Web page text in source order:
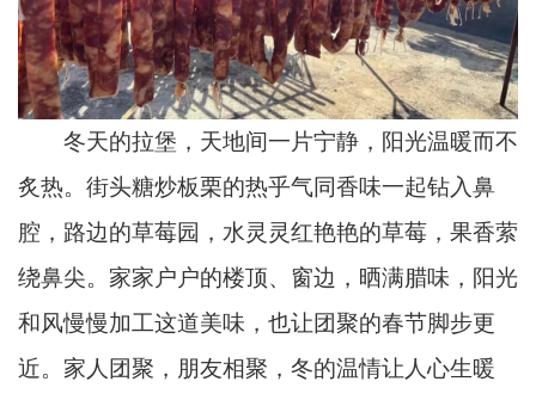
冬天的拉堡，天地间一片宁静，阳光温暖而不
炙热。街头糖炒板栗的热乎气同香味一起钻入鼻
腔，路边的草莓园，水灵灵红艳艳的草莓，果香萦
绕鼻尖。家家户户的楼顶、窗边，晒满腊味，阳光
和风慢慢加工这道美味，也让团聚的春节脚步更
近。家人团聚，朋友相聚，冬的温情让人心生暖